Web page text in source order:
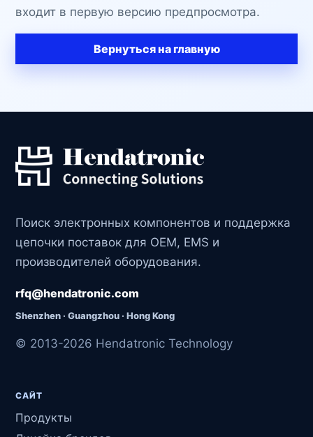
входит в первую версию предпросмотра.
Вернуться на главную
Поиск электронных компонентов и поддержка
цепочки поставок для OEM, EMS и
производителей оборудования.
rfq@hendatronic.com
Shenzhen · Guangzhou · Hong Kong
© 2013-2026 Hendatronic Technology
САЙТ
Продукты